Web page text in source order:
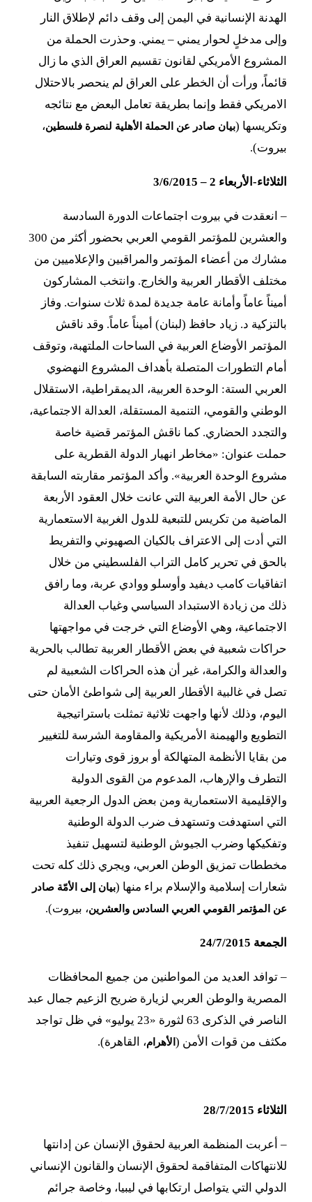
الهدنة الإنسانية في اليمن إلى وقف دائم لإطلاق النار
وإلى مدخلٍ لحوار يمني – يمني. وحذرت الحملة من
المشروع الأمريكي لقانون تقسيم العراق الذي ما زال
قائماً، ورأت أن الخطر على العراق لم ينحصر بالاحتلال
الامريكي فقط وإنما بطريقة تعامل البعض مع نتائجه
وتكريسها (بيان صادر عن الحملة الأهلية لنصرة فلسطين،
بيروت).
الثلاثاء-الأربعاء 2 – 3/6/2015
– انعقدت في بيروت اجتماعات الدورة السادسة
والعشرين للمؤتمر القومي العربي بحضور أكثر من 300
مشارك من أعضاء المؤتمر والمراقبين والإعلاميين من
مختلف الأقطار العربية والخارج. وانتخب المشاركون
أميناً عاماً وأمانة عامة جديدة لمدة ثلاث سنوات. وفاز
بالتزكية د. زياد حافظ (لبنان) أميناً عاماً. وقد ناقش
المؤتمر الأوضاع العربية في الساحات الملتهبة، وتوقف
أمام التطورات المتصلة بأهداف المشروع النهضوي
العربي الستة: الوحدة العربية، الديمقراطية، الاستقلال
الوطني والقومي، التنمية المستقلة، العدالة الاجتماعية،
والتجدد الحضاري. كما ناقش المؤتمر قضية خاصة
حملت عنوان: «مخاطر انهيار الدولة القطرية على
مشروع الوحدة العربية». وأكد المؤتمر مقاربته السابقة
عن حال الأمة العربية التي عانت خلال العقود الأربعة
الماضية من تكريس للتبعية للدول الغربية الاستعمارية
التي أدت إلى الاعتراف بالكيان الصهيوني والتفريط
بالحق في تحرير كامل التراب الفلسطيني من خلال
اتفاقيات كامب ديفيد وأوسلو ووادي عربة، وما رافق
ذلك من زيادة الاستبداد السياسي وغياب العدالة
الاجتماعية، وهي الأوضاع التي خرجت في مواجهتها
حراكات شعبية في بعض الأقطار العربية تطالب بالحرية
والعدالة والكرامة، غير أن هذه الحراكات الشعبية لم
تصل في غالبية الأقطار العربية إلى شواطئ الأمان حتى
اليوم، وذلك لأنها واجهت ثلاثية تمثلت باستراتيجية
التطويع والهيمنة الأمريكية والمقاومة الشرسة للتغيير
من بقايا الأنظمة المتهالكة أو بروز قوى وتيارات
التطرف والإرهاب، المدعوم من القوى الدولية
والإقليمية الاستعمارية ومن بعض الدول الرجعية العربية
التي استهدفت وتستهدف ضرب الدولة الوطنية
وتفكيكها وضرب الجيوش الوطنية لتسهيل تنفيذ
مخططات تمزيق الوطن العربي، ويجري ذلك كله تحت
شعارات إسلامية والإسلام براء منها (بيان إلى الأمّة صادر
عن المؤتمر القومي العربي السادس والعشرين، بيروت).
الجمعة 24/7/2015
– توافد العديد من المواطنين من جميع المحافظات
المصرية والوطن العربي لزيارة ضريح الزعيم جمال عبد
الناصر في الذكرى 63 لثورة «23 يوليو» في ظل تواجد
مكثف من قوات الأمن ( الأهرام، القاهرة).
الثلاثاء 28/7/2015
– أعربت المنظمة العربية لحقوق الإنسان عن إدانتها
للانتهاكات المتفاقمة لحقوق الإنسان والقانون الإنساني
الدولي التي يتواصل ارتكابها في ليبيا، وخاصة جرائم